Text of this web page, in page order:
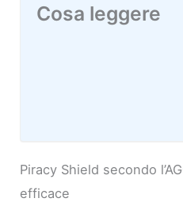
Cosa leggere
Piracy Shield secondo
efficace